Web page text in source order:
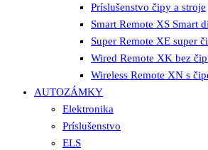
Príslušenstvo čipy a stroje
Smart Remote XS Smart
Super Remote XE super
Wired Remote XK bez
Wireless Remote XN s
AUTOZÁMKY
Elektronika
Príslušenstvo
ELS